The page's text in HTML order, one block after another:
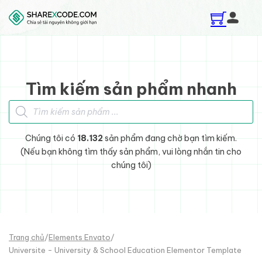
Skip to main content
Skip to footer
Tìm kiếm sản phẩm nhanh
Tìm kiếm sản phẩm
Chúng tôi có 18.132sản phẩm đang chờ bạn tìm kiếm.
(Nếu bạn không tìm thấy sản phẩm, vui lòng nhắn tin cho
chúng tôi)
Trang chủ/Elements Envato/
Universite - University & School Education Elementor Template